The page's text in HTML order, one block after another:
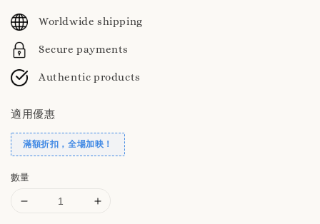
price
Worldwide shipping
Secure payments
Authentic products
適用優惠
滿額折扣，全場加映！
數量